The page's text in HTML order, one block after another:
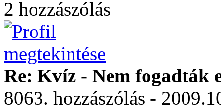
2 hozzászólás
Re: Kvíz - Nem fogadták
8063. hozzászólás -